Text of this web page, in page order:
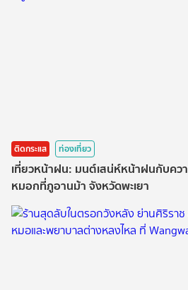
ติดกระแส ท่องเที่ยว
เที่ยวหน้าฝน: มนต์เสน่ห์หน้าฝนกับคว
หมอกที่ภูอานม้า จังหวัดพะเยา